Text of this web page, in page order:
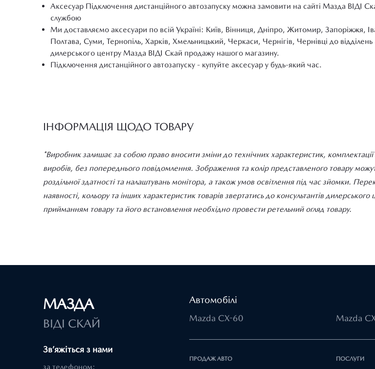
Аксесуар Підключення дистанційного автозапуску можна замовити на сайті Мазда ВІДІ
службою
Ми доставляємо аксесуари по всій Україні: Київ, Вінниця, Дніпро, Житомир, Запоріжжя,
Полтава, Суми, Тернопіль, Харків, Хмельницький, Черкаси, Чернігів, Чернівці до
дилерського центру Мазда ВІДІ Скай продажу нашого магазину.
Підключення дистанційного автозапуску - купуйте аксесуар у будь-який час.
ІНФОРМАЦІЯ ЩОДО ТОВАРУ
*Виробник залишає за собою право вносити зміни до технічних характеристик,
виробів, без попереднього повідомлення. Зображення та колір представленого товару
роздільної здатності та налаштувань монітора, а також умов освітлення під час зйомки.
наявності, кольору та інших характеристик товарів звертатись до консультантів
прийманням товару та його встановлення необхідно провести ретельний огляд товару.
МАЗДА
ВІДІ СКАЙ
Зв’яжіться з нами
за телефоном:
Автомобілі
Mazda CX-60 Mazda
ПРОДАЖ АВТО ПОСЛУГИ